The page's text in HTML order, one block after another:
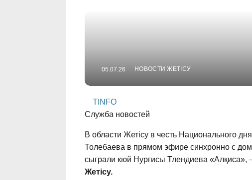
05.07.26 НОВОСТИ ЖЕТІСУ
TINFO
Служба новостей
В области Жетісу в честь Национального
Толебаева в прямом эфире синхронно с
сыграли кюй Нургисы Тлендиева «Алқиса»,
Жетісу.